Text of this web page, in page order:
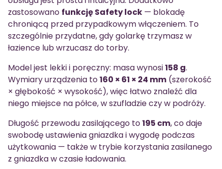
zastosowano funkcję Safety lock — blokadę
chroniącą przed przypadkowym włączeniem. To
szczególnie przydatne, gdy golarkę trzymasz w
łazience lub wrzucasz do torby.
Model jest lekki i poręczny: masa wynosi158 g.
Wymiary urządzenia to160 × 61 × 24 mm (szerokość
× głębokość × wysokość), więc łatwo znaleźć dla
niego miejsce na półce, w szufladzie czy w podróży.
Długość przewodu zasilającego to195 cm, co daje
swobodę ustawienia gniazdka i wygodę podczas
użytkowania — także w trybie korzystania zasilanego
z gniazdka w czasie ładowania.